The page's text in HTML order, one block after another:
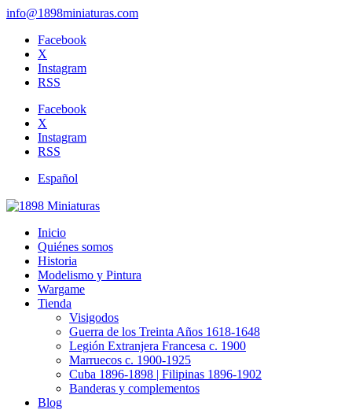
info@1898miniaturas.com
Facebook
X
Instagram
RSS
Facebook
X
Instagram
RSS
Español
Inicio
Quiénes somos
Historia
Modelismo y Pintura
Wargame
Tienda
Visigodos
Guerra de los Treinta Años 1618-1648
Legión Extranjera Francesa c. 1900
Marruecos c. 1900-1925
Cuba 1896-1898 | Filipinas 1896-1902
Banderas y complementos
Blog